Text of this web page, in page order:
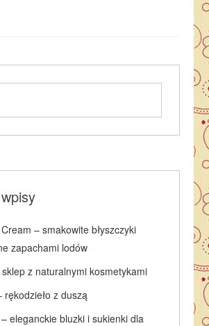
– smakowite błyszczyki
zapachami lodów
z naturalnymi kosmetykami
z duszą
eleganckie bluzki i sukienki dla